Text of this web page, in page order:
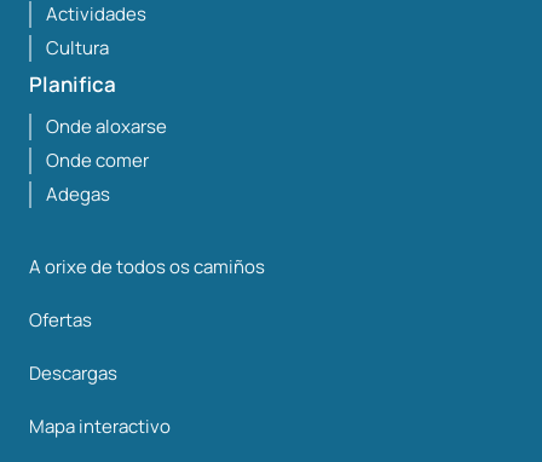
Actividades
Cultura
Planifica
Onde aloxarse
Onde comer
Adegas
A orixe de todos os camiños
Ofertas
Descargas
Mapa interactivo